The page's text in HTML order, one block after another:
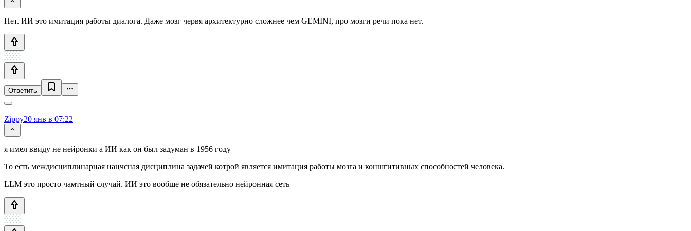
Нет. ИИ это имитация работы диалога. Даже мозг червя архитектурно сложнее чем GEMINI, про мозги речи пока нет.
Ответить
Zippy20 янв в 07:22
я имел ввиду не нейронки а ИИ как он был задуман в 1956 году
То есть междисциплинарная нацчсная дисциплина задачей котрой является имитация работы мозга и коншгитивных способностей человека.
LLM это просто чамтный случай. ИИ это вообше не обязательно нейронная сеть